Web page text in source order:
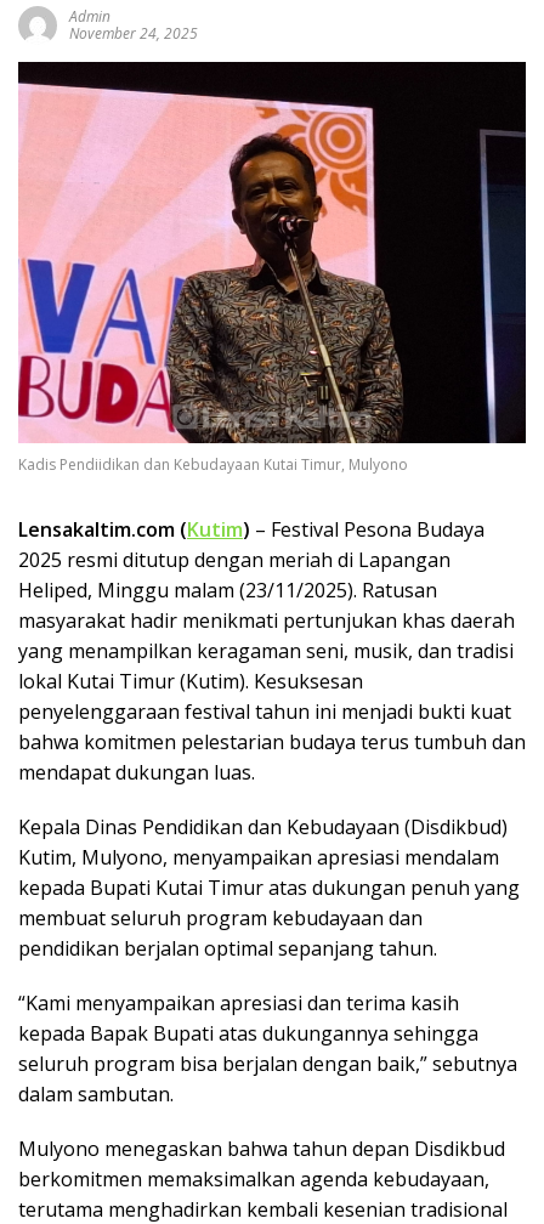
Admin
November 24, 2025
Kadis Pendiidikan dan Kebudayaan Kutai Timur, Mulyono
Lensakaltim.com (Kutim) – Festival Pesona Budaya
2025 resmi ditutup dengan meriah di Lapangan
Heliped, Minggu malam (23/11/2025). Ratusan
masyarakat hadir menikmati pertunjukan khas daerah
yang menampilkan keragaman seni, musik, dan tradisi
lokal Kutai Timur (Kutim). Kesuksesan
penyelenggaraan festival tahun ini menjadi bukti kuat
bahwa komitmen pelestarian budaya terus tumbuh dan
mendapat dukungan luas.
Kepala Dinas Pendidikan dan Kebudayaan (Disdikbud)
Kutim, Mulyono, menyampaikan apresiasi mendalam
kepada Bupati Kutai Timur atas dukungan penuh yang
membuat seluruh program kebudayaan dan
pendidikan berjalan optimal sepanjang tahun.
“Kami menyampaikan apresiasi dan terima kasih
kepada Bapak Bupati atas dukungannya sehingga
seluruh program bisa berjalan dengan baik,” sebutnya
dalam sambutan.
Mulyono menegaskan bahwa tahun depan Disdikbud
berkomitmen memaksimalkan agenda kebudayaan,
terutama menghadirkan kembali kesenian tradisional